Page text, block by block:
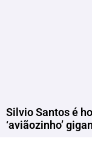
Silvio Santos é
‘aviãozinho’